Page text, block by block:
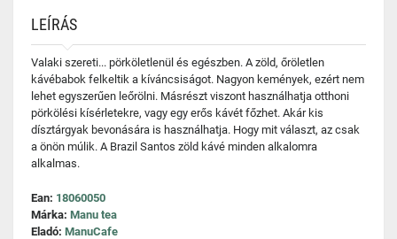
LEÍRÁS
Valaki szereti... pörköletlenül és egészben. A zöld, őröletlen
kávébabok felkeltik a kíváncsiságot. Nagyon kemények, ezért nem
lehet egyszerűen leőrölni. Másrészt viszont használhatja otthoni
pörkölési kísérletekre, vagy egy erős kávét főzhet. Akár kis
dísztárgyak bevonására is használhatja. Hogy mit választ, az csak
a önön múlik. A Brazil Santos zöld kávé minden alkalomra
alkalmas.
Ean: 18060050
Márka: Manu tea
Eladó: ManuCafe